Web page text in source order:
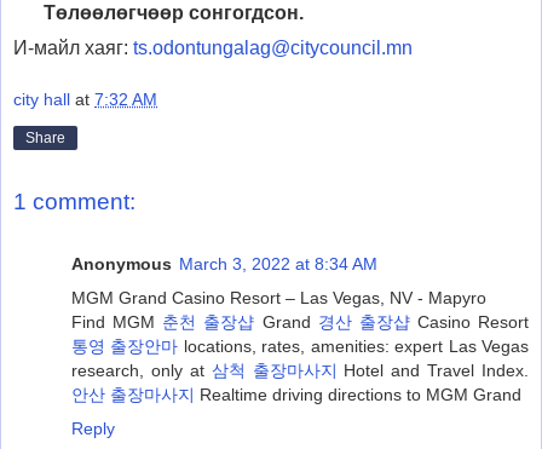
Төлөөлөгчөөр сонгогдсон.
И-майл хаяг: ts.odontungalag@citycouncil.mn
city hall at 7:32 AM
Share
1 comment:
Anonymous March 3, 2022 at 8:34 AM
MGM Grand Casino Resort – Las Vegas, NV - Mapyro
Find MGM 춘천 출장샵 Grand 경산 출장샵Casino Resort
통영 출장안마 locations, rates, amenities: expert Las Vegas
research, only at 삼척 출장마사지 Hotel and Travel Index.
안산 출장마사지 Realtime driving directions to MGM Grand
Reply